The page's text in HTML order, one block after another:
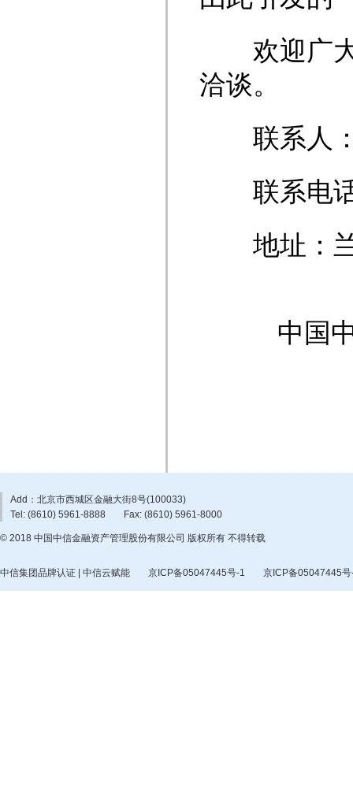
欢迎广大
洽谈。
联系人：
联系电话
地址：兰
中国中
Add：北京市西城区金融大街8号(100033)
Tel: (8610) 5961-8888
Fax: (8610) 5961-8000
© 2018 中国中信金融资产管理股份有限公司 版权所有 不得转载
中信集团品牌认证 | 中信云赋能 京ICP备05047445号-1 京ICP备05047445